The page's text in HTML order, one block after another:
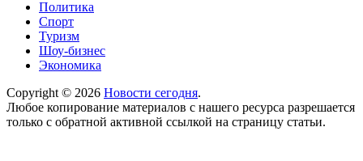
Политика
Спорт
Туризм
Шоу-бизнес
Экономика
Copyright © 2026 Новости сегодня.
Любое копирование материалов с нашего ресурса разрешается
только с обратной активной ссылкой на страницу статьи.